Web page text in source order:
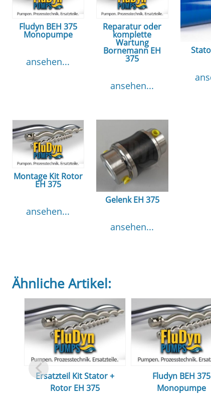
Fludyn BEH 375
Monopumpe
ansehen...
Reparatur oder
komplette
Wartung
Bornemann EH
375
ansehen...
Montage Kit Rotor
EH 375
ansehen...
Gelenk EH 375
ansehen...
Ähnliche Artikel:
Ersatzteil Kit Stator +
Rotor EH 375
Fludyn BEH 375
Monopumpe